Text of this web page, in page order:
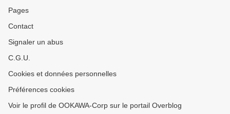
Pages
Contact
Signaler un abus
C.G.U.
Cookies et données personnelles
Préférences cookies
Voir le profil de OOKAWA-Corp sur le portail Overblog